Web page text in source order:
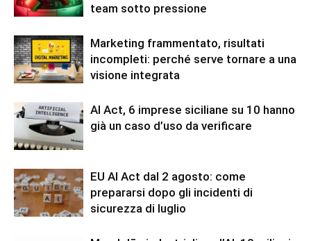
team sotto pressione
Marketing frammentato, risultati
incompleti: perché serve tornare a una
visione integrata
AI Act, 6 imprese siciliane su 10 hanno
già un caso d’uso da verificare
EU AI Act dal 2 agosto: come
prepararsi dopo gli incidenti di
sicurezza di luglio